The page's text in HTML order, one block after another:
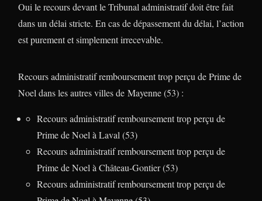
Oui le recours devant le Tribunal administratif doit être fait
dans un délai stricte. En cas de dépassement du délai, l’action
est purement et simplement irrecevable.
Recours administratif remboursement trop perçu de Prime de
Noel dans les autres villes de Mayenne (53) :
Recours administratif remboursement trop perçu de
Prime de Noel à Laval (53)
Recours administratif remboursement trop perçu de
Prime de Noel à Château-Gontier (53)
Recours administratif remboursement trop perçu de